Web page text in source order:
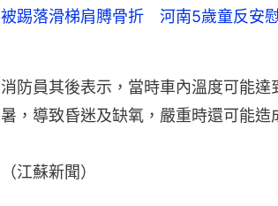
被踢落滑梯肩膊骨折 河南5歲童反安
消防員其後表示，當時車內溫度可能
暑，導致昏迷及缺氧，嚴重時還可能造
（江蘇新聞）